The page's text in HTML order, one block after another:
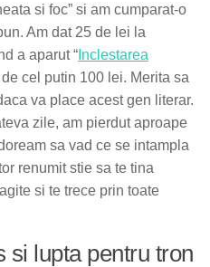
si foc” si am cumparat-o
Am dat 25 de lei la
a aparut “ Inclestarea
cel putin 100 lei. Merita sa
va place acest gen literar.
zile, am pierdut aproape
sa vad ce se intampla
renumit stie sa te tina
si te trece prin toate
si lupta pentru tron